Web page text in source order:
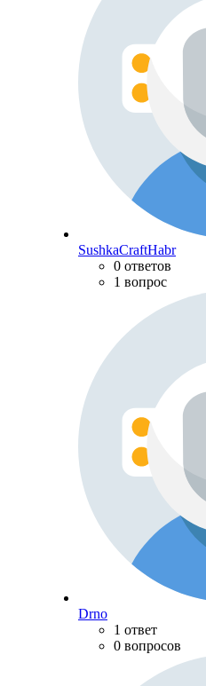
SushkaCraftHabr
0 ответов
1 вопрос
Drno
1 ответ
0 вопросов